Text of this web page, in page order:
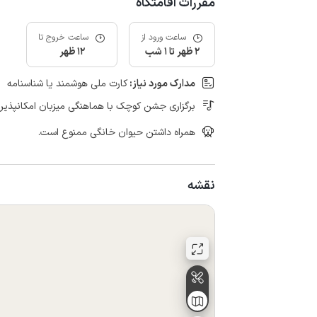
ساعت ورود از
2 ظهر تا 1 شب
ساعت خروج تا
12 ظهر
مدارک مورد نیاز:کارت ملی هوشمند یا شناسنامه
برگزاری جشن کوچک با هماهنگی میزبان
همراه داشتن حیوان خانگی ممنوع است.
نقشه